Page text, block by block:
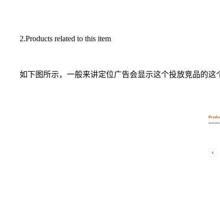
2.Products related to this item
如下图所示，一般来讲定位广告会显示这个投放竞品的这